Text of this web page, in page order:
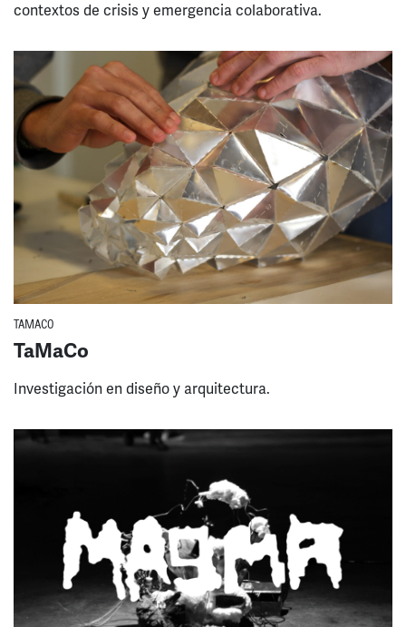
contextos de crisis y emergencia colaborativa.
TAMACO
TaMaCo
Investigación en diseño y arquitectura.